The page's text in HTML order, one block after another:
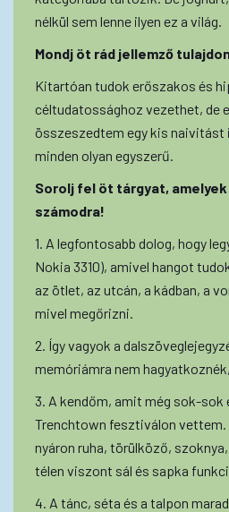
nélkül sem lenne ilyen ez a világ.
Mondj öt rád jellemző
Kitartóan tudok erőszakos és
céltudatossághoz vezethet, de
összeszedtem egy kis naivitást
minden olyan egyszerű.
Sorolj fel öt tárgyat,
számodra!
1. A legfontosabb dolog, hogy
Nokia 3310), amivel hangot
az ötlet, az utcán, a kádban, a
mivel megőrizni.
2. Így vagyok a
memóriámra nem
3. A kendőm, amit még sok-sok
Trenchtown fesztiválon vettem.
nyáron ruha, törülköző,
télen viszont sál és sapka
4. A tánc, séta és a talpon